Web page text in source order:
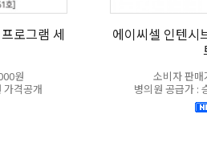
로그램 세
원
가격공개
에이씨셀 인텐시
소비자 판
병의원 공급가 :